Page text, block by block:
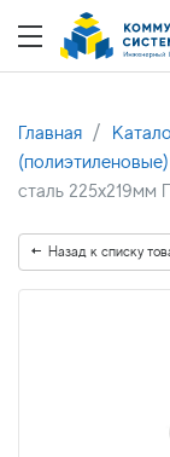
Главная
(полиэтиленовые)
сталь 225х219мм
Назад к списку